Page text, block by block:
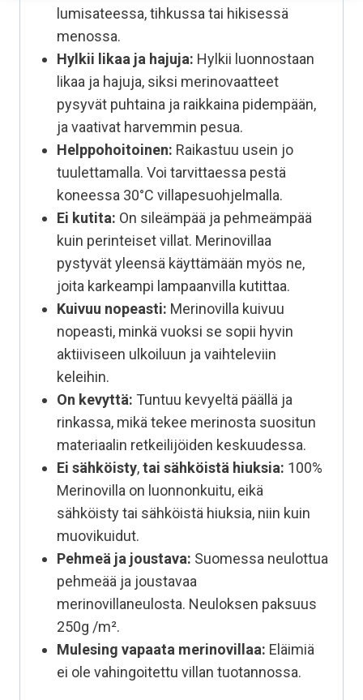
lumisateessa, tihkussa tai hikisessä
menossa.
Hylkii likaa ja hajuja: Hylkii luonnostaan
likaa ja hajuja, siksi merinovaatteet
pysyvät puhtaina ja raikkaina pidempään,
ja vaativat harvemmin pesua.
Helppohoitoinen: Raikastuu usein jo
tuulettamalla. Voi tarvittaessa pestä
koneessa 30°C villapesuohjelmalla.
Ei kutita: On sileämpää ja pehmeämpää
kuin perinteiset villat. Merinovillaa
pystyvät yleensä käyttämään myös ne,
joita karkeampi lampaanvilla kutittaa.
Kuivuu nopeasti: Merinovilla kuivuu
nopeasti, minkä vuoksi se sopii hyvin
aktiiviseen ulkoiluun ja vaihteleviin
keleihin.
On kevyttä: Tuntuu kevyeltä päällä ja
rinkassa, mikä tekee merinosta suositun
materiaalin retkeilijöiden keskuudessa.
Ei sähköisty,tai sähköistä hiuksia: 100%
Merinovilla on luonnonkuitu, eikä
sähköisty tai sähköistä hiuksia, niin kuin
muovikuidut.
Pehmeä ja joustava: Suomessa neulottua
pehmeää ja joustavaa
merinovillaneulosta. Neuloksen paksuus
250g /m².
Mulesing vapaata merinovillaa: Eläimiä
ei ole vahingoitettu villan tuotannossa.